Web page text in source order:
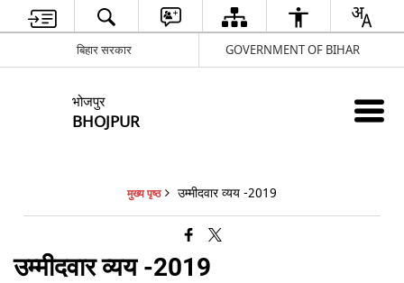
बिहार सरकार GOVERNMENT OF BIHAR
भोजपुर
BHOJPUR
मुख्य पृष्ठ उम्मीदवार व्यय -2019
उम्मीदवार व्यय -2019